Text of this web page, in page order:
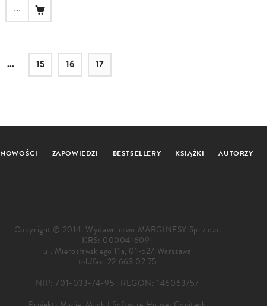
...
... 15 16 17
NOWOŚCI ZAPOWIEDZI BESTSELLERY KSIĄŻKI AUTORZY
Copyright © 2014. Wydawnictwo MARGINESY Sp. z o.o.
KRS: 0000416091
ul. Mierosławskiego 11a, 01-527 Warszawa
tel./fax. 22 663 02 75
NIP: 701-033-74-95 , REGON: 146063757